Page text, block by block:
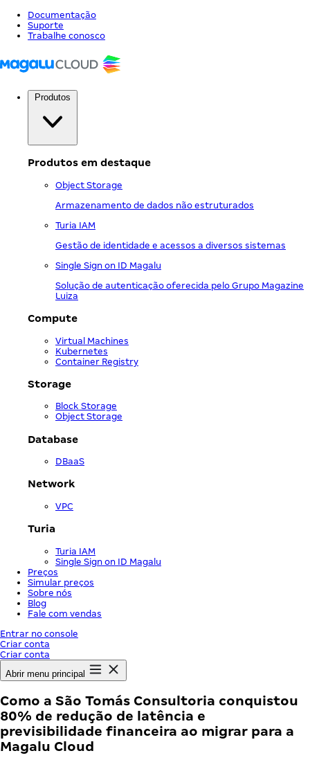
Documentação
Suporte
Trabalhe conosco
Produtos em destaque
Object Storage
Armazenamento de dados não estruturados
Turia IAM
Gestão de identidade e acessos a diversos sistemas
Single Sign on ID Magalu
Solução de autenticação oferecida pelo Grupo Magazine
Luiza
Compute
Virtual Machines
Kubernetes
Container Registry
Storage
Block Storage
Object Storage
Database
DBaaS
Network
VPC
Turia
Turia IAM
Single Sign on ID Magalu
Preços
Simular preços
Sobre nós
Blog
Fale com vendas
Entrar no console
Criar conta
Criar conta
Abrir menu principal
Como a São Tomás Consultoria conquistou
80% de redução de latência e
previsibilidade financeira ao migrar para a
Magalu Cloud